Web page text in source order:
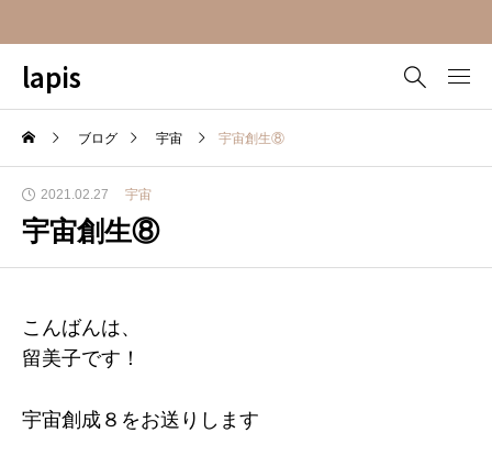
lapis
ブログ 宇宙 宇宙創生⑧
2021.02.27 宇宙
宇宙創生⑧
こんばんは、
留美子です！
宇宙創成８をお送りします